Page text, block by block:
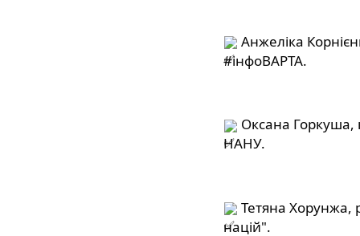
#інфоВАРТА.
Оксана Горкуша,
НАНУ.
Тетяна Хорунжа,
націй".